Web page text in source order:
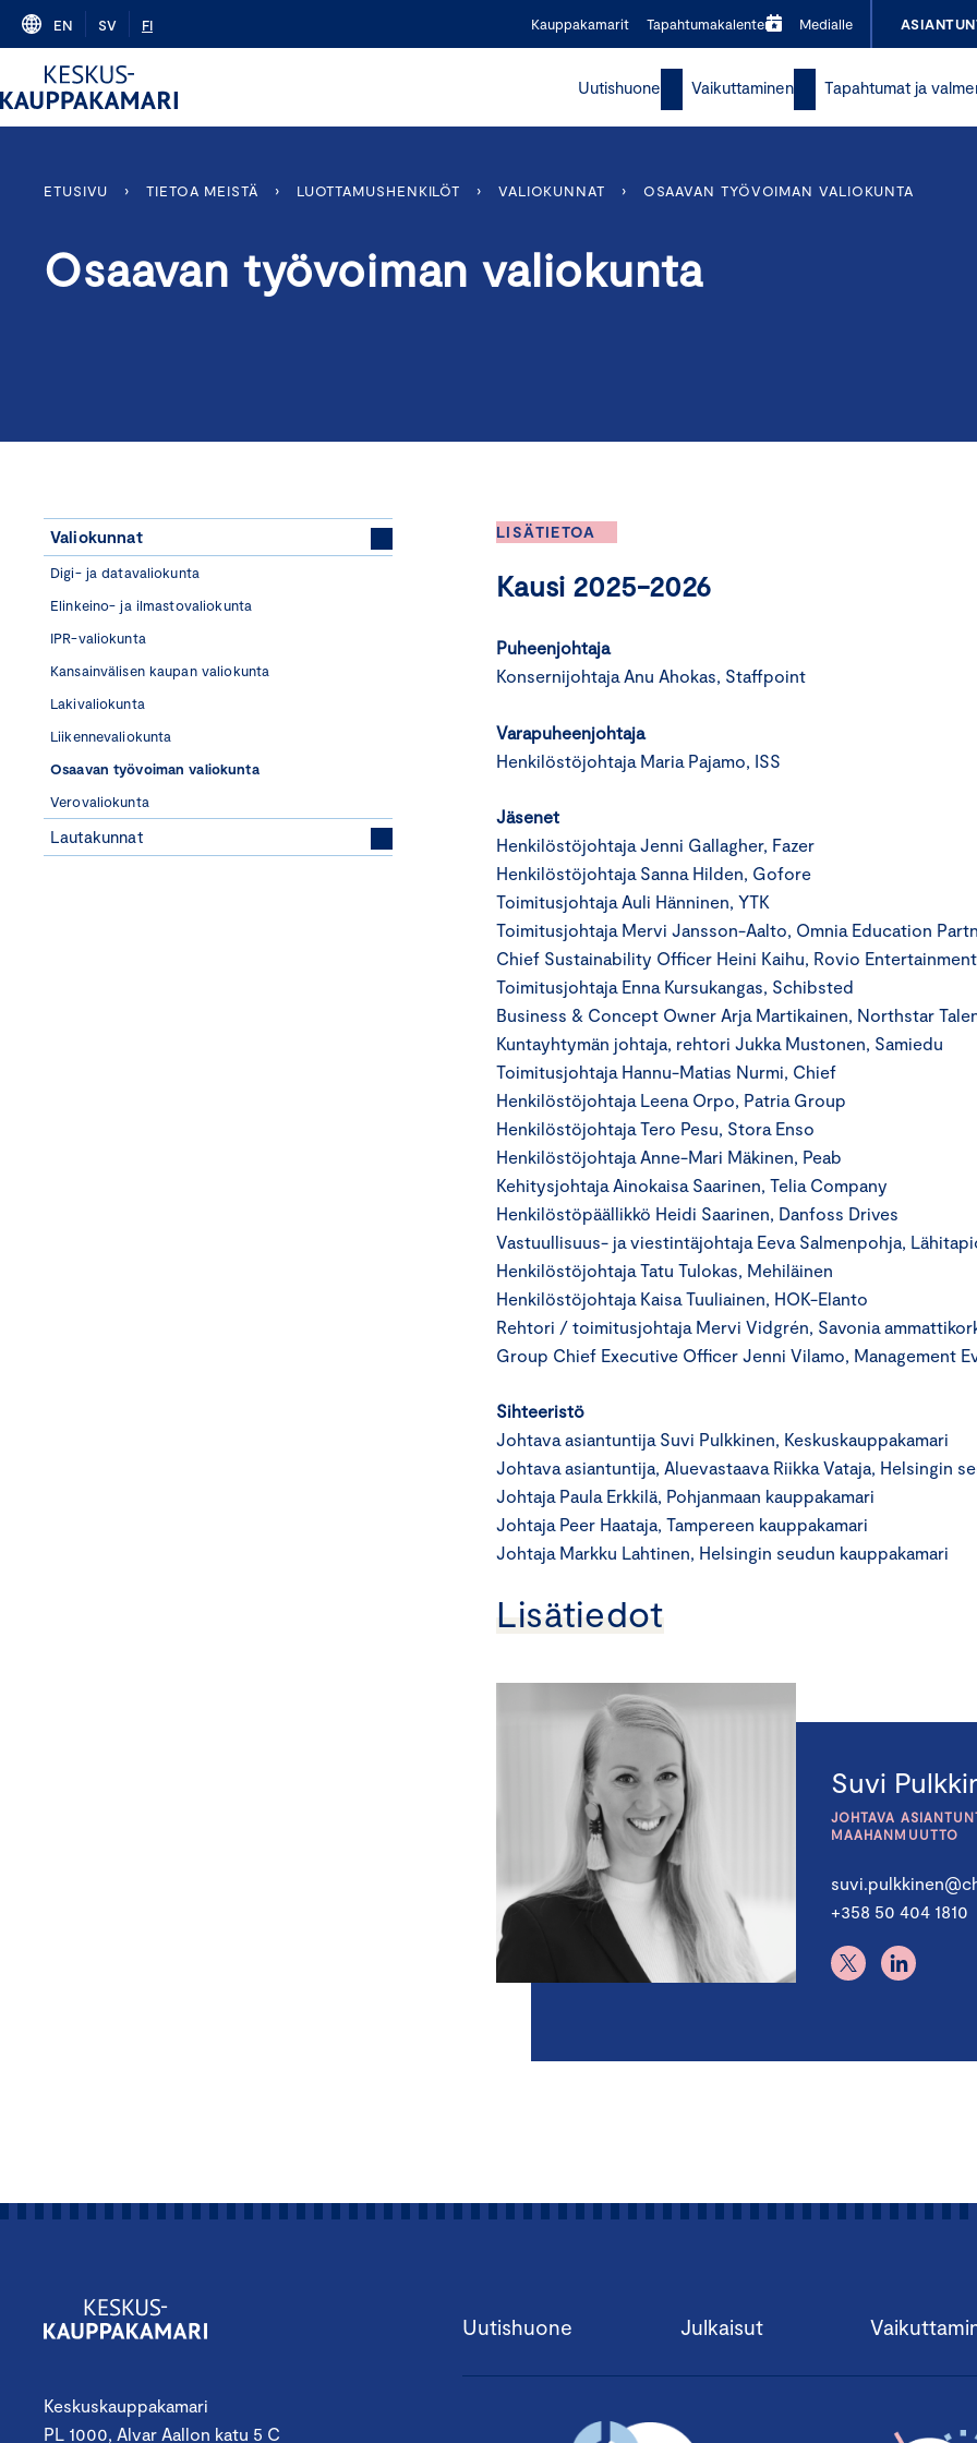
Skip
content
EN SV FI Kauppakamarit Tapahtumakalenteri Medialle
Uutishuone Vaikuttaminen Tapahtumat ja
ETUSIVU › TIETOA MEISTÄ › LUOTTAMUSHENKILÖT › VALIOKUNNAT › OSAAVAN TYÖVOIMAN VALIOKUNTA
Osaavan työvoiman valiokunta
Valiokunnat
Digi- ja datavaliokunta
Elinkeino- ja ilmastovaliokunta
IPR-valiokunta
Kansainvälisen kaupan valiokunta
Lakivaliokunta
Liikennevaliokunta
Osaavan työvoiman valiokunta
Verovaliokunta
Lautakunnat
LISÄTIETOA
Kausi 2025-2026
Puheenjohtaja
Konsernijohtaja Anu Ahokas, Staffpoint
Varapuheenjohtaja
Henkilöstöjohtaja Maria Pajamo, ISS
Jäsenet
Henkilöstöjohtaja Jenni Gallagher, Fazer
Henkilöstöjohtaja Sanna Hilden, Gofore
Toimitusjohtaja Auli Hänninen, YTK
Toimitusjohtaja Mervi Jansson-Aalto, Omnia Education
Chief Sustainability Officer Heini Kaihu, Rovio Entertainment
Toimitusjohtaja Enna Kursukangas, Schibsted
Business & Concept Owner Arja Martikainen, Northstar
Kuntayhtymän johtaja, rehtori Jukka Mustonen, Samiedu
Toimitusjohtaja Hannu-Matias Nurmi, Chief
Henkilöstöjohtaja Leena Orpo, Patria Group
Henkilöstöjohtaja Tero Pesu, Stora Enso
Henkilöstöjohtaja Anne-Mari Mäkinen, Peab
Kehitysjohtaja Ainokaisa Saarinen, Telia Company
Henkilöstöpäällikkö Heidi Saarinen, Danfoss Drives
Vastuullisuus- ja viestintäjohtaja Eeva Salmenpohja,
Henkilöstöjohtaja Tatu Tulokas, Mehiläinen
Henkilöstöjohtaja Kaisa Tuuliainen, HOK-Elanto
Rehtori / toimitusjohtaja Mervi Vidgrén, Savonia
Group Chief Executive Officer Jenni Vilamo, Management
Sihteeristö
Johtava asiantuntija Suvi Pulkkinen, Keskuskauppakamari
Johtava asiantuntija, Aluevastaava Riikka Vataja, Helsingin
Johtaja Paula Erkkilä, Pohjanmaan kauppakamari
Johtaja Peer Haataja, Tampereen kauppakamari
Johtaja Markku Lahtinen, Helsingin seudun kauppakamari
Lisätiedot
Suvi
JOHTAVA
MAAHANMUUTTO
+358 50 404 1810
Keskuskauppakamari
PL 1000, Alvar Aallon katu 5 C
Uutishuone Julkaisut